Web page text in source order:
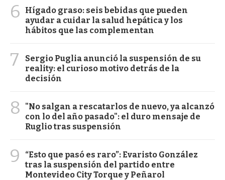
6
Hígado graso: seis bebidas que pueden
ayudar a cuidar la salud hepática y los
hábitos que las complementan
7
Sergio Puglia anunció la suspensión de su
reality: el curioso motivo detrás de la
decisión
8
"No salgan a rescatarlos de nuevo, ya alcanzó
con lo del año pasado": el duro mensaje de
Ruglio tras suspensión
9
“Esto que pasó es raro”: Evaristo González
tras la suspensión del partido entre
Montevideo City Torque y Peñarol